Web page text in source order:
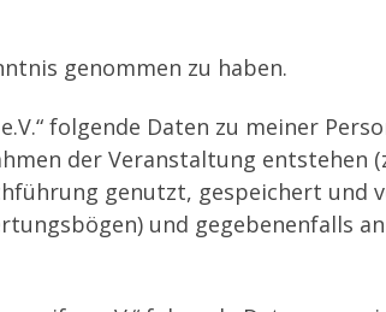
genommen zu haben.
folgende Daten zu meiner
der Veranstaltung entstehen
genutzt, gespeichert und
und gegebenenfalls